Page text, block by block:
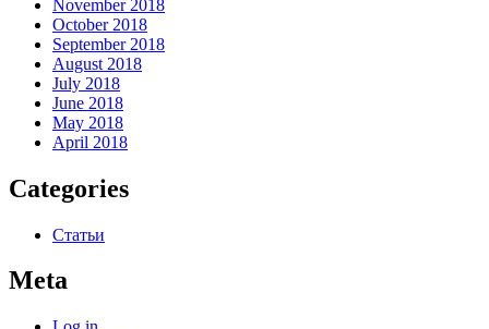
November 2018
October 2018
September 2018
August 2018
July 2018
June 2018
May 2018
April 2018
Categories
Статьи
Meta